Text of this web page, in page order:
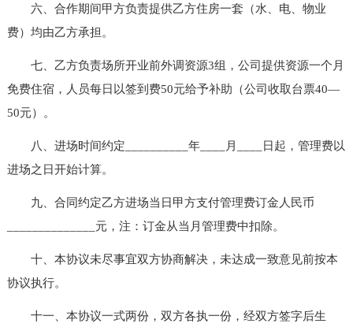
六、合作期间甲方负责提供乙方住房一套（水、电、物业
费）均由乙方承担。
七、乙方负责场所开业前外调资源3组，公司提供资源一个月
免费住宿，人员每日以签到费50元给予补助（公司收取台票40—
50元）。
八、进场时间约定__________年____月____日起，管理费以
进场之日开始计算。
九、合同约定乙方进场当日甲方支付管理费订金人民币
______________元，注：订金从当月管理费中扣除。
十、本协议未尽事宜双方协商解决，未达成一致意见前按本
协议执行。
十一、本协议一式两份，双方各执一份，经双方签字后生